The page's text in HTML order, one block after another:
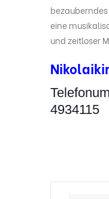
eine
und zeitloser
4934115